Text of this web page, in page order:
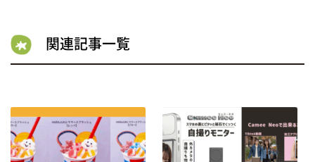
関連記事一覧